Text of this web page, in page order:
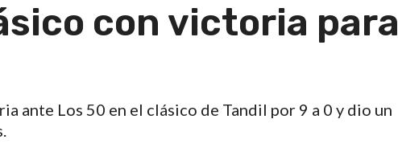
con victoria para
ante Los 50 en el clásico de Tandil por 9 a 0 y dio un